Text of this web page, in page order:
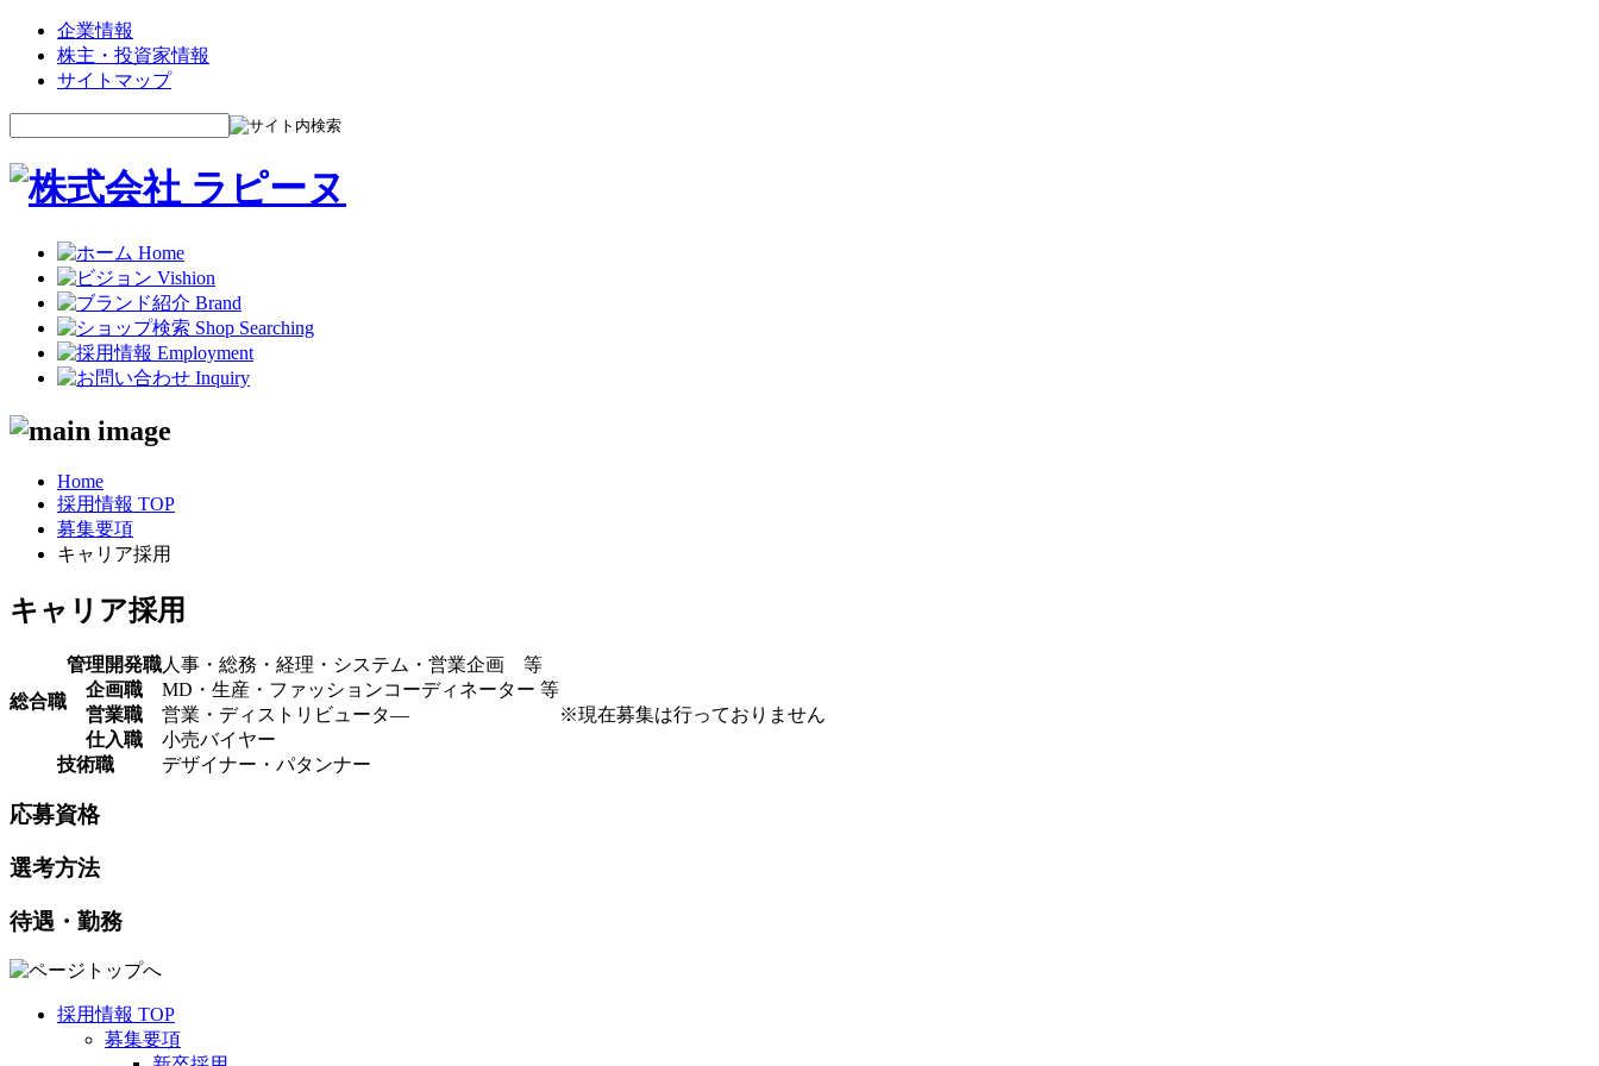
企業情報
株主・投資家情報
サイトマップ
Home
採用情報 TOP
募集要項
キャリア採用
キャリア採用
総合職
管理開発職人事・総務・経理・システム・営業企画 等
※現在募集は行っておりません
企画職
MD・生産・ファッションコーディネーター 等
営業職
営業・ディストリビュータ―
仕入職
小売バイヤー
技術職
デザイナー・パタンナー
応募資格
選考方法
待遇・勤務
採用情報 TOP
募集要項